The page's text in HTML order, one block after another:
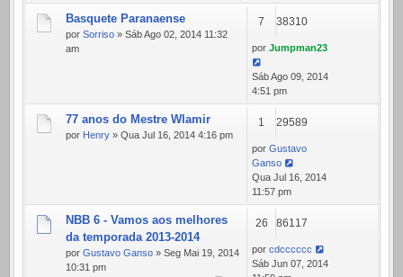
Basquete Paranaense
por Sorriso » Sáb Ago 02, 2014 11:32
am
7 38310
por Jumpman23
Sáb Ago 09, 2014
4:51 pm
77 anos do Mestre Wlamir
por Henry » Qua Jul 16, 2014 4:16 pm
1 29589
por Gustavo
Ganso
Qua Jul 16, 2014
11:57 pm
NBB 6 - Vamos aos melhores
da temporada 2013-2014
por Gustavo Ganso » Seg Mai 19, 2014
10:31 pm
26 86117
por cdcccccc
Sáb Jun 07, 2014